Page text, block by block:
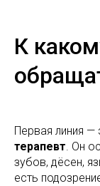
К
Первая линия —
терапевт. Он
зубов, дёсен,
есть